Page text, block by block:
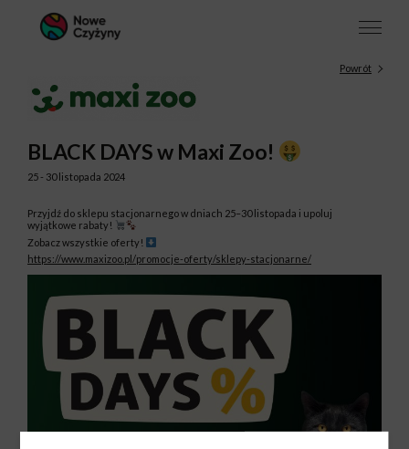
Powrót
BLACK DAYS w Maxi Zoo!
25 - 30 listopada 2024
Przyjdź do sklepu stacjonarnego w dniach 25–30 listopada i upoluj
wyjątkowe rabaty!
Zobacz wszystkie oferty!
https://www.maxizoo.pl/promocje-oferty/sklepy-stacjonarne/